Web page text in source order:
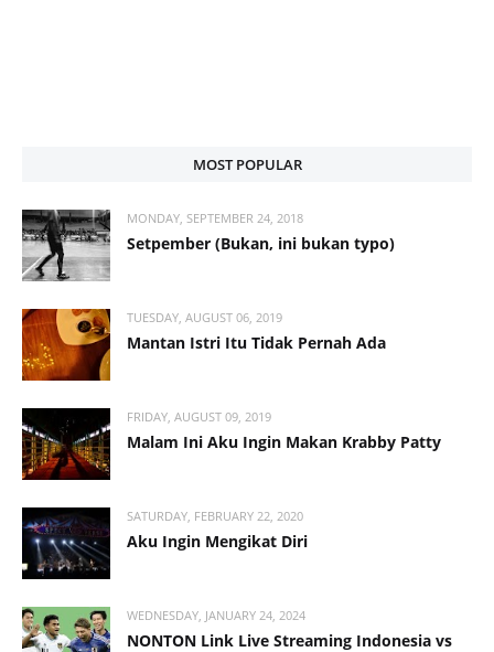
MOST POPULAR
MONDAY, SEPTEMBER 24, 2018
Setpember (Bukan, ini bukan typo)
TUESDAY, AUGUST 06, 2019
Mantan Istri Itu Tidak Pernah Ada
FRIDAY, AUGUST 09, 2019
Malam Ini Aku Ingin Makan Krabby Patty
SATURDAY, FEBRUARY 22, 2020
Aku Ingin Mengikat Diri
WEDNESDAY, JANUARY 24, 2024
NONTON Link Live Streaming Indonesia vs